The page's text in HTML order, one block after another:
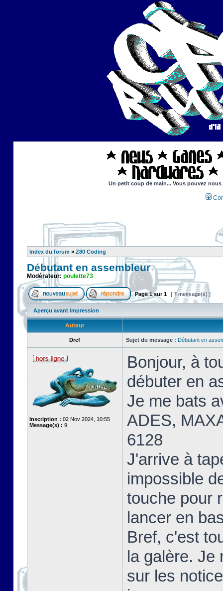
Un petit coup de main... Vous pouvez
Index du forum » Z80 Coding
Débutant en assembleur
Modérateur: poulette73
Page1sur1 [ 7 message(s) ]
Aperçu avant impression
Auteur
Dref Sujet du message : Débutant en
Inscription : 02 Nov 2024, 10:55
Message(s) : 9
Bonjour, à
débuter en
Je me bats
ADES,
6128
J'arrive à
impossible
touche pour
lancer en
Bref, c'est
la galère. Je
sur les